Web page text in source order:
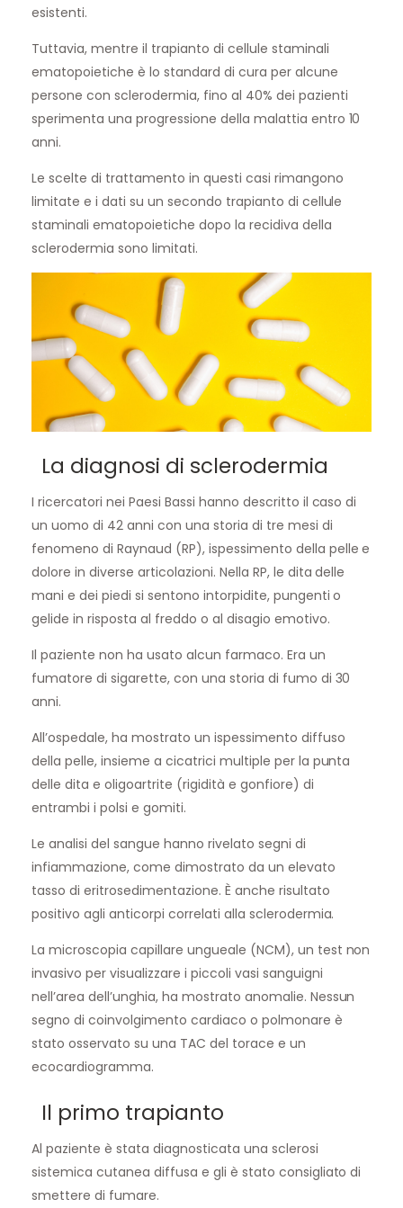
esistenti.
Tuttavia, mentre il trapianto di cellule staminali
ematopoietiche è lo standard di cura per alcune
persone con sclerodermia, fino al 40% dei pazienti
sperimenta una progressione della malattia entro 10
anni.
Le scelte di trattamento in questi casi rimangono
limitate e i dati su un secondo trapianto di cellule
staminali ematopoietiche dopo la recidiva della
sclerodermia sono limitati.
La diagnosi di sclerodermia
I ricercatori nei Paesi Bassi hanno descritto il caso di
un uomo di 42 anni con una storia di tre mesi di
fenomeno di Raynaud (RP), ispessimento della pelle e
dolore in diverse articolazioni. Nella RP, le dita delle
mani e dei piedi si sentono intorpidite, pungenti o
gelide in risposta al freddo o al disagio emotivo.
Il paziente non ha usato alcun farmaco. Era un
fumatore di sigarette, con una storia di fumo di 30
anni.
All’ospedale, ha mostrato un ispessimento diffuso
della pelle, insieme a cicatrici multiple per la punta
delle dita e oligoartrite (rigidità e gonfiore) di
entrambi i polsi e gomiti.
Le analisi del sangue hanno rivelato segni di
infiammazione, come dimostrato da un elevato
tasso di eritrosedimentazione. È anche risultato
positivo agli anticorpi correlati alla sclerodermia.
La microscopia capillare ungueale (NCM), un test non
invasivo per visualizzare i piccoli vasi sanguigni
nell’area dell’unghia, ha mostrato anomalie. Nessun
segno di coinvolgimento cardiaco o polmonare è
stato osservato su una TAC del torace e un
ecocardiogramma.
Il primo trapianto
Al paziente è stata diagnosticata una sclerosi
sistemica cutanea diffusa e gli è stato consigliato di
smettere di fumare.